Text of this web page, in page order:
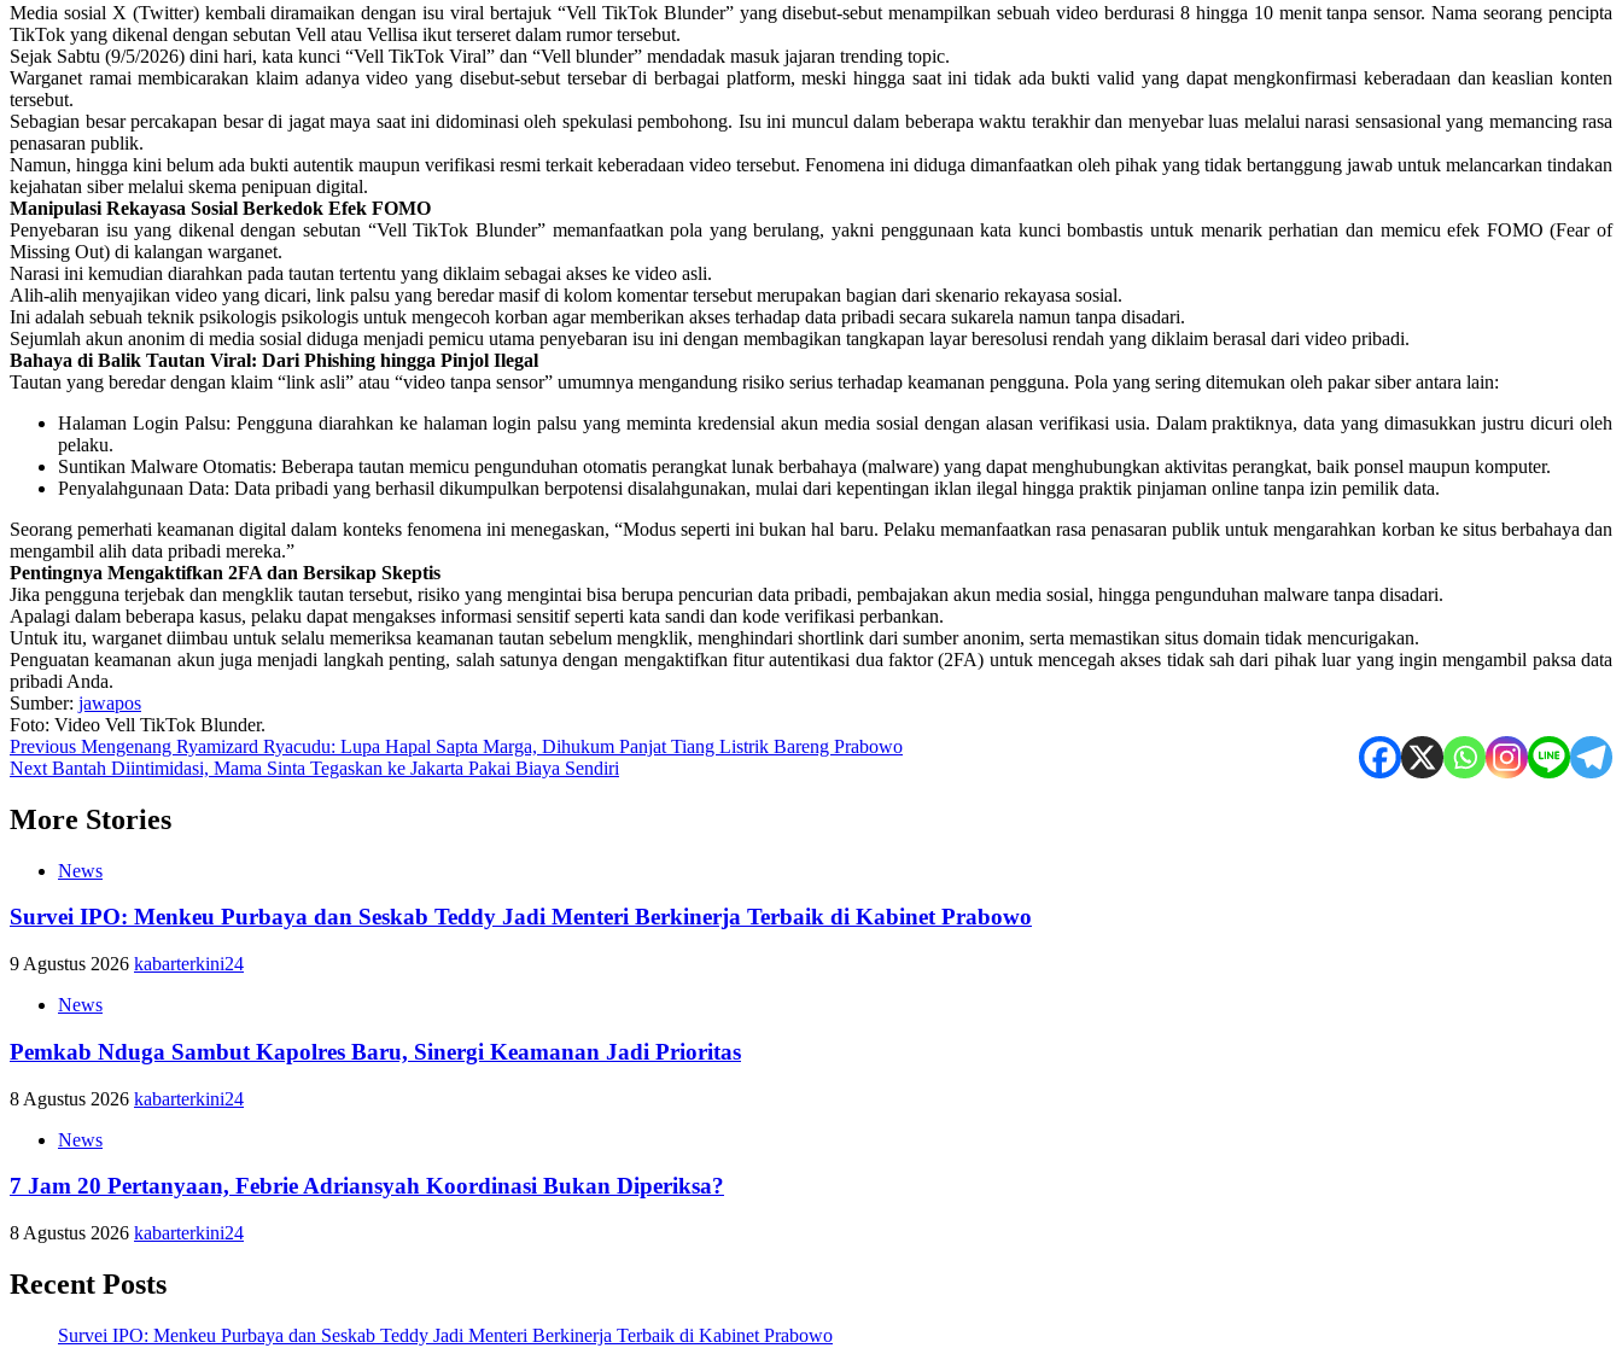
Media sosial X (Twitter) kembali diramaikan dengan isu viral bertajuk “Vell TikTok Blunder” yang disebut-sebut menampilkan sebuah video berdurasi 8 hingga 10 menit tanpa sensor. Nama seorang pencipta
TikTok yang dikenal dengan sebutan Vell atau Vellisa ikut terseret dalam rumor tersebut.
Sejak Sabtu (9/5/2026) dini hari, kata kunci “Vell TikTok Viral” dan “Vell blunder” mendadak masuk jajaran trending topic.
Warganet ramai membicarakan klaim adanya video yang disebut-sebut tersebar di berbagai platform, meski hingga saat ini tidak ada bukti valid yang dapat mengkonfirmasi keberadaan dan keaslian konten
tersebut.
Sebagian besar percakapan besar di jagat maya saat ini didominasi oleh spekulasi pembohong. Isu ini muncul dalam beberapa waktu terakhir dan menyebar luas melalui narasi sensasional yang memancing rasa
penasaran publik.
Namun, hingga kini belum ada bukti autentik maupun verifikasi resmi terkait keberadaan video tersebut. Fenomena ini diduga dimanfaatkan oleh pihak yang tidak bertanggung jawab untuk melancarkan tindakan
kejahatan siber melalui skema penipuan digital.
Manipulasi Rekayasa Sosial Berkedok Efek FOMO
Penyebaran isu yang dikenal dengan sebutan “Vell TikTok Blunder” memanfaatkan pola yang berulang, yakni penggunaan kata kunci bombastis untuk menarik perhatian dan memicu efek FOMO (Fear of
Missing Out) di kalangan warganet.
Narasi ini kemudian diarahkan pada tautan tertentu yang diklaim sebagai akses ke video asli.
Alih-alih menyajikan video yang dicari, link palsu yang beredar masif di kolom komentar tersebut merupakan bagian dari skenario rekayasa sosial.
Ini adalah sebuah teknik psikologis psikologis untuk mengecoh korban agar memberikan akses terhadap data pribadi secara sukarela namun tanpa disadari.
Sejumlah akun anonim di media sosial diduga menjadi pemicu utama penyebaran isu ini dengan membagikan tangkapan layar beresolusi rendah yang diklaim berasal dari video pribadi.
Bahaya di Balik Tautan Viral: Dari Phishing hingga Pinjol Ilegal
Tautan yang beredar dengan klaim “link asli” atau “video tanpa sensor” umumnya mengandung risiko serius terhadap keamanan pengguna. Pola yang sering ditemukan oleh pakar siber antara lain:
Halaman Login Palsu: Pengguna diarahkan ke halaman login palsu yang meminta kredensial akun media sosial dengan alasan verifikasi usia. Dalam praktiknya, data yang dimasukkan justru dicuri oleh
pelaku.
Suntikan Malware Otomatis: Beberapa tautan memicu pengunduhan otomatis perangkat lunak berbahaya (malware) yang dapat menghubungkan aktivitas perangkat, baik ponsel maupun komputer.
Penyalahgunaan Data: Data pribadi yang berhasil dikumpulkan berpotensi disalahgunakan, mulai dari kepentingan iklan ilegal hingga praktik pinjaman online tanpa izin pemilik data.
Seorang pemerhati keamanan digital dalam konteks fenomena ini menegaskan, “Modus seperti ini bukan hal baru. Pelaku memanfaatkan rasa penasaran publik untuk mengarahkan korban ke situs berbahaya dan
mengambil alih data pribadi mereka.”
Pentingnya Mengaktifkan 2FA dan Bersikap Skeptis
Jika pengguna terjebak dan mengklik tautan tersebut, risiko yang mengintai bisa berupa pencurian data pribadi, pembajakan akun media sosial, hingga pengunduhan malware tanpa disadari.
Apalagi dalam beberapa kasus, pelaku dapat mengakses informasi sensitif seperti kata sandi dan kode verifikasi perbankan.
Untuk itu, warganet diimbau untuk selalu memeriksa keamanan tautan sebelum mengklik, menghindari shortlink dari sumber anonim, serta memastikan situs domain tidak mencurigakan.
Penguatan keamanan akun juga menjadi langkah penting, salah satunya dengan mengaktifkan fitur autentikasi dua faktor (2FA) untuk mencegah akses tidak sah dari pihak luar yang ingin mengambil paksa data
pribadi Anda.
Sumber: jawapos
Foto: Video Vell TikTok Blunder.
Post
navigation
Previous Mengenang Ryamizard Ryacudu: Lupa Hapal Sapta Marga, Dihukum Panjat Tiang Listrik Bareng Prabowo
Next Bantah Diintimidasi, Mama Sinta Tegaskan ke Jakarta Pakai Biaya Sendiri
More Stories
News
Survei IPO: Menkeu Purbaya dan Seskab Teddy Jadi Menteri Berkinerja Terbaik di Kabinet Prabowo
9 Agustus 2026 kabarterkini24
News
Pemkab Nduga Sambut Kapolres Baru, Sinergi Keamanan Jadi Prioritas
8 Agustus 2026 kabarterkini24
News
7 Jam 20 Pertanyaan, Febrie Adriansyah Koordinasi Bukan Diperiksa?
8 Agustus 2026 kabarterkini24
Recent Posts
Survei IPO: Menkeu Purbaya dan Seskab Teddy Jadi Menteri Berkinerja Terbaik di Kabinet Prabowo